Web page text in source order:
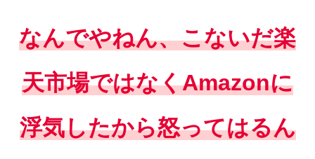
なんでやねん、こないだ楽
天市場ではなくAmazonに
浮気したから怒ってはるん